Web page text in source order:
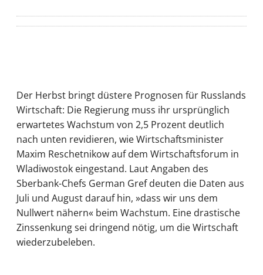
Der Herbst bringt düstere Prognosen für Russlands
Wirtschaft: Die Regierung muss ihr ursprünglich
erwartetes Wachstum von 2,5 Prozent deutlich
nach unten revidieren, wie Wirtschaftsminister
Maxim Reschetnikow auf dem Wirtschaftsforum in
Wladiwostok eingestand. Laut Angaben des
Sberbank-Chefs German Gref deuten die Daten aus
Juli und August darauf hin, »dass wir uns dem
Nullwert nähern« beim Wachstum. Eine drastische
Zinssenkung sei dringend nötig, um die Wirtschaft
wiederzubeleben.